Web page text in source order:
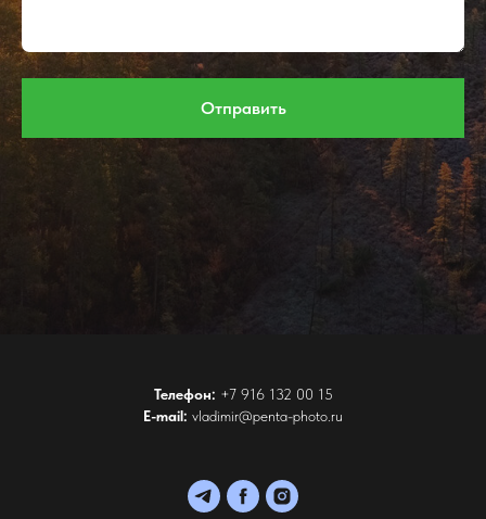
Отправить
Телефон: +7 916 132 00 15
E-mail: vladimir@penta-photo.ru